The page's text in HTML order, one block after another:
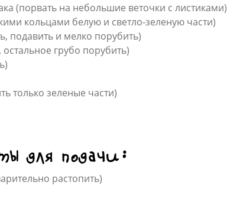
(порвать на небольшие веточки с листиками)
кольцами белую и светло-зеленую части)
подавить и мелко порубить)
остальное грубо порубить)
только зеленые части)
для подачи:
растопить)